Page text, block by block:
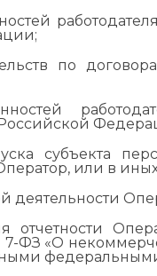
по
субъекта
или в
деятельности
отчетности
7-ФЗ «О